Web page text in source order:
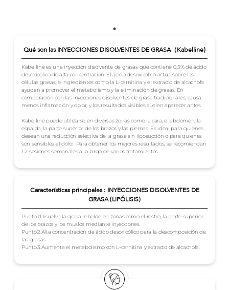
Qué son las INYECCIONES DISOLVENTES DE GRASA（Kabelline)
Kabelline es una inyección disolvente de grasas que contiene 0,5% de ácido
desoxicólico de alta concentración. El ácido desoxicólico actúa sobre las
células grasas, e ingredientes como la L-carnitina y el extracto de alcachofa
ayudan a promover el metabolismo y la eliminación de grasas. En
comparación con las inyecciones disolventes de grasa tradicionales, causa
menos inflamación y dolor, y los resultados visibles suelen aparecer antes.
Kabelline puede utilizarse en diversas zonas como la cara, el abdomen, la
espalda, la parte superior de los brazos y las piernas. Es ideal para quienes
desean una reducción selectiva de la grasa sin liposucción o para quienes
son sensibles al dolor. Para obtener los mejores resultados, se recomiendan
1-2 sesiones semanales a lo largo de varios tratamientos.
Características principales : INYECCIONES DISOLVENTES DE
GRASA (LIPÓLISIS)
Punto.1:Disuelva la grasa rebelde en zonas como el rostro, la parte superior
de los brazos y los muslos mediante inyecciones.
Punto.2:Alta concentración de ácido desoxicólico para la descomposición de
las grasas.
Punto.3:Aumenta el metabolismo con L-carnitina y extracto de alcachofa.